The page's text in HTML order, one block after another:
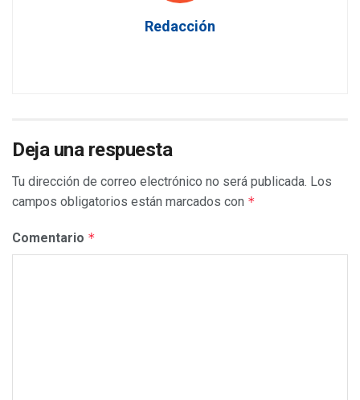
Redacción
Deja una respuesta
Tu dirección de correo electrónico no será publicada. Los
campos obligatorios están marcados con *
Comentario *